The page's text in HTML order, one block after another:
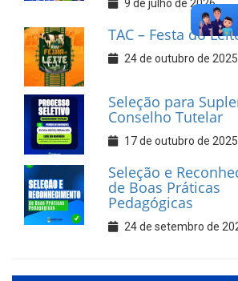
9 de julho de 2026
TAC – Festa do
24 de outubro de 2025
Seleção para
Conselho Tutelar
17 de outubro de 2025
Seleção e
de Boas Práticas
Pedagógicas
24 de setembro de